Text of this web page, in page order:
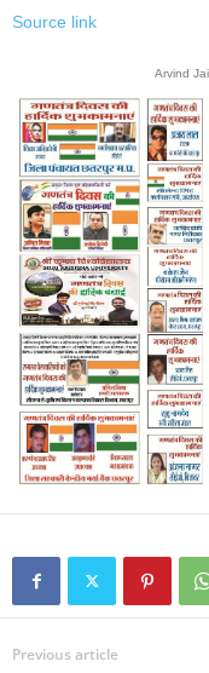
Source link
Arvind
Previous article